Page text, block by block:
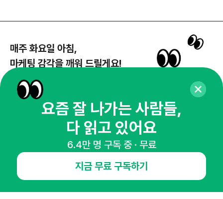
매주 화요일 아침,
마케팅 감각을 깨워 드릴게요!
뉴스레터 구독하기
오픈애즈란
요즘 잘 나가는 사람들,
다 읽고 있어요
6.4만 명 구독 중 · 무료
지금 무료 구독하기